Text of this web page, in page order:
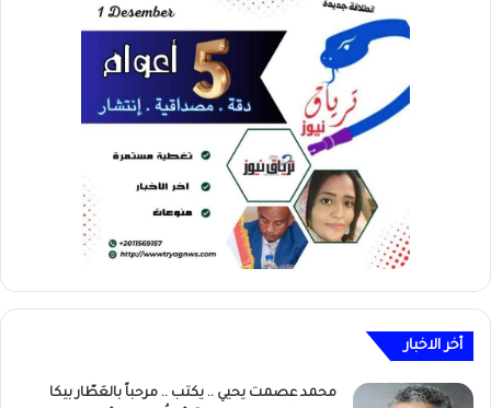
أخر الاخبار
محمد عصمت يحيي .. يكتب .. مرحباً بالعَطّار بيكا